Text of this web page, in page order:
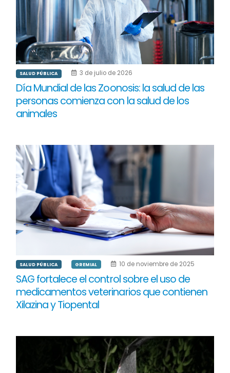
SALUD PÚBLICA 3 de julio de 2026
Día Mundial de las Zoonosis: la salud de las
personas comienza con la salud de los
animales
SALUD PÚBLICA GREMIAL 10 de noviembre de 2025
SAG fortalece el control sobre el uso de
medicamentos veterinarios que contienen
Xilazina y Tiopental